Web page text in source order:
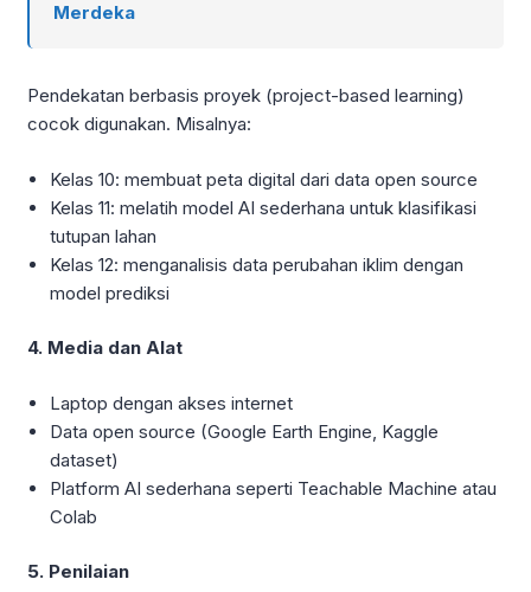
Merdeka
Pendekatan berbasis proyek (project-based learning)
cocok digunakan. Misalnya:
Kelas 10: membuat peta digital dari data open source
Kelas 11: melatih model AI sederhana untuk klasifikasi
tutupan lahan
Kelas 12: menganalisis data perubahan iklim dengan
model prediksi
4. Media dan Alat
Laptop dengan akses internet
Data open source (Google Earth Engine, Kaggle
dataset)
Platform AI sederhana seperti Teachable Machine atau
Colab
5. Penilaian